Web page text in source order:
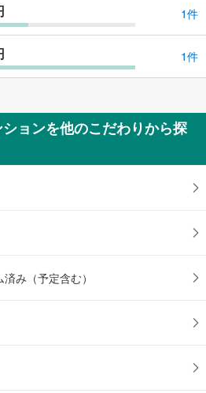
1件
1件
ョンを他のこだわりから探
み（予定含む）